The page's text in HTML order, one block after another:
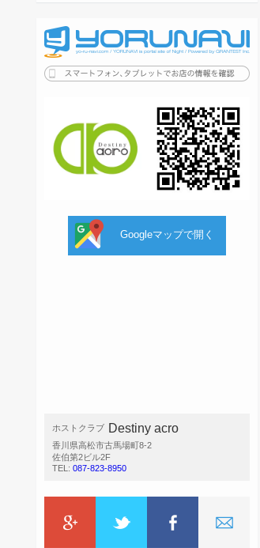
Googleマップで開く
ホストクラブ Destiny acro
香川県高松市古馬場町8-2
佐伯第2ビル2F
TEL: 087-823-8950